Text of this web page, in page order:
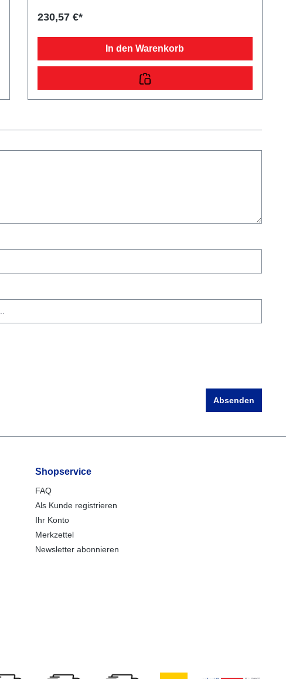
Tieflader ab 1,89 m, SySTEMA-Tieflader-Light ab 1,59 m
und 1,59 m sowie alle WOM - Modelle mit Handhydraulik.
Jeweils ohne montierten Windenstand. Sie ist
Deichsel oder alternativ im Anhängerkasten. Im
Lieferumfang sind zwei passende Spannbügelverschlüsse
230,57 €*
In den Warenkorb
Absenden
Shopservice
FAQ
Als Kunde registrieren
Ihr Konto
Merkzettel
Newsletter abonnieren